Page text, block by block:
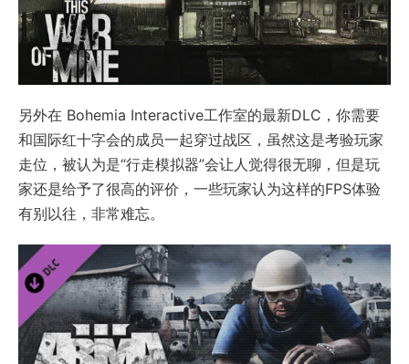
另外在 Bohemia Interactive工作室的最新DLC，你需要
和国际红十字会的成员一起穿过战区，虽然这是考验玩家
走位，被认为是“行走模拟器”会让人觉得很无聊，但是玩
家还是给予了很高的评价，一些玩家认为这样的FPS体验
有别以往，非常难忘。